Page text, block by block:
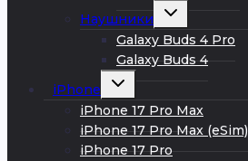
Наушники
Развернуть
меню
Galaxy Buds 4 Pro
Galaxy Buds 4
iPhone
Развернуть
меню
iPhone 17 Pro Max
iPhone 17 Pro Max (eSim)
iPhone 17 Pro